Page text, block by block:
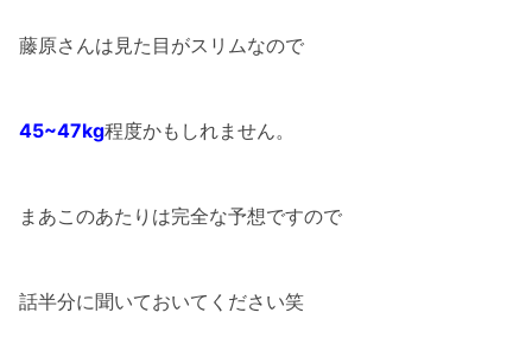
藤原さんは見た目がスリムなので
45~47kg程度かもしれません。
まあこのあたりは完全な予想ですので
話半分に聞いておいてください笑